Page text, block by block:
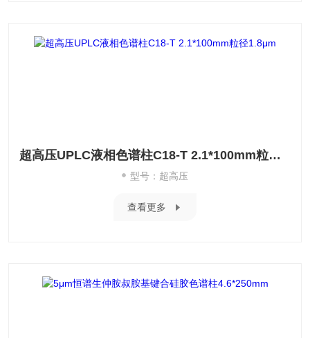
超高压UPLC液相色谱柱C18-T 2.1*100mm粒径1.8μm
型号：超高压
查看更多